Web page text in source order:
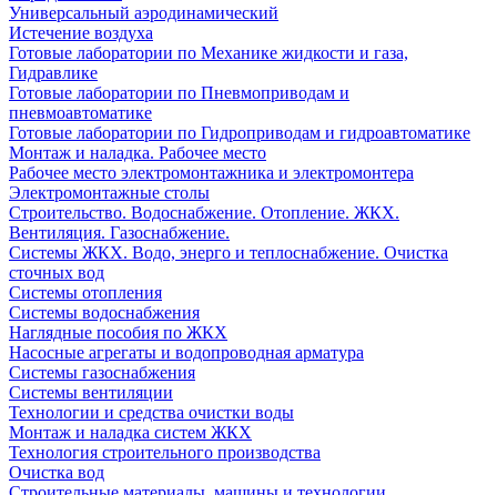
Универсальный аэродинамический
Истечение воздуха
Готовые лаборатории по Механике жидкости и газа,
Гидравлике
Готовые лаборатории по Пневмоприводам и
пневмоавтоматике
Готовые лаборатории по Гидроприводам и гидроавтоматике
Монтаж и наладка. Рабочее место
Рабочее место электромонтажника и электромонтера
Электромонтажные столы
Строительство. Водоснабжение. Отопление. ЖКХ.
Вентиляция. Газоснабжение.
Системы ЖКХ. Водо, энерго и теплоснабжение. Очистка
сточных вод
Системы отопления
Системы водоснабжения
Наглядные пособия по ЖКХ
Насосные агрегаты и водопроводная арматура
Системы газоснабжения
Системы вентиляции
Технологии и средства очистки воды
Монтаж и наладка систем ЖКХ
Технология строительного производства
Очистка вод